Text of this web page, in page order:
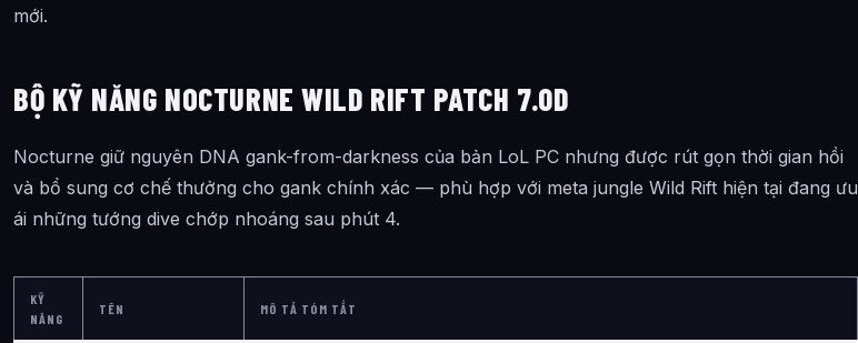
mới.
BỘ KỸ NĂNG NOCTURNE WILD RIFT PATCH 7.0D
Nocturne giữ nguyên DNA gank-from-darkness của bản LoL PC nhưng được rút gọn thời gian hồi
và bổ sung cơ chế thưởng cho gank chính xác — phù hợp với meta jungle Wild Rift hiện tại đang ưu
ái những tướng dive chớp nhoáng sau phút 4.
KỸ
NĂNG
TÊN MÔ TẢ TÓM TẮT